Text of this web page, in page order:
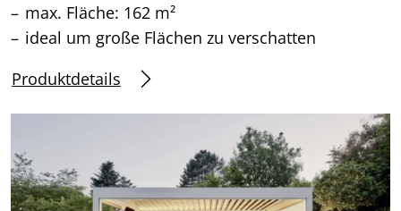
max. Fläche: 162 m²
ideal um große Flächen zu verschatten
Produktdetails